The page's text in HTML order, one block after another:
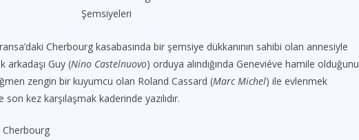
Cherbourg kasabasında bir şemsiye dükkanının sahibi olan annesiyle
arkadaşı Guy (Nino Castelnuovo) orduya alındığında Geneviéve hamile olduğunu
zengin bir kuyumcu olan Roland Cassard (Marc Michel) ile evlenmek
kez karşılaşmak kaderinde yazılıdır.
Cherbourg